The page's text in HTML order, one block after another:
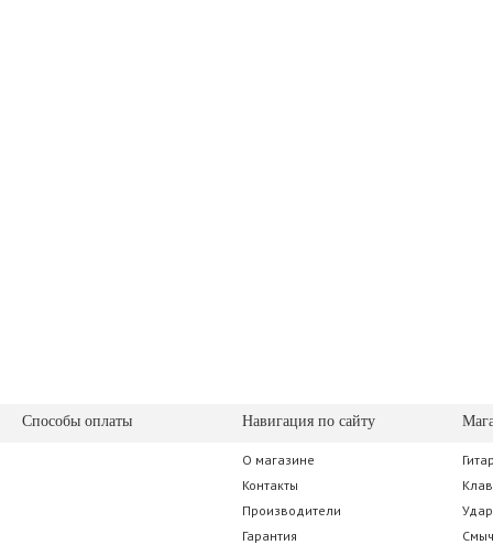
Способы оплаты Навигация по сайту
О магазине
Контакты
Производители
Гарантия